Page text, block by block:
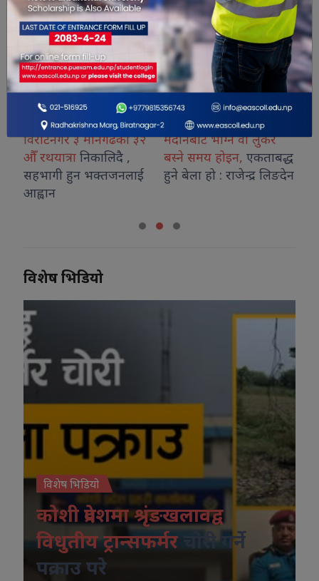
३ मानगढको ३२
निकालिदै ,
हुन भक्तजनलाई
मैदानबाट भाग्ने वा लुकेर
बस्ने समय होइन, एकताबद्ध
हुने बेला हो : राजेन्द्र लिङदेन
अनुगमन टोली
अनावश्यक
गरे कानुनी
विशेष भिडियो
विशेष भिडियो
कोशी प्रदेशमा श्रृंङखलावद्व
विधुतीय ट्रान्सफर्मर
चोरी गर्ने
पक्राउ परे